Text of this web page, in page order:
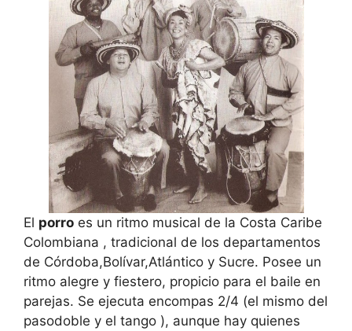
El porro es un ritmo musical de la Costa Caribe
Colombiana , tradicional de los departamentos
de Córdoba,Bolívar,Atlántico y Sucre. Posee un
ritmo alegre y fiestero, propicio para el baile en
parejas. Se ejecuta encompas 2/4 (el mismo del
pasodoble y el tango ), aunque hay quienes